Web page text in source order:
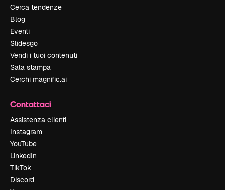
Cerca tendenze
Blog
Eventi
Slidesgo
Vendi i tuoi contenuti
Sala stampa
Cerchi magnific.ai
Contattaci
Assistenza clienti
Instagram
YouTube
LinkedIn
TikTok
Discord